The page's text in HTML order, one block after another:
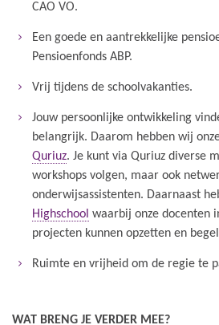
CAO VO.
Een goede en aantrekkelijke
Pensioenfonds ABP.
Vrij tijdens de schoolvakanties.
Jouw persoonlijke ontwikkeling
belangrijk. Daarom hebben wij
Quriuz. Je kunt via Quriuz diverse
workshops volgen, maar ook
onderwijsassistenten. Daarnaast
Highschool waarbij onze docenten
projecten kunnen opzetten en
Ruimte en vrijheid om de regie te
WAT BRENG JE VERDER MEE?